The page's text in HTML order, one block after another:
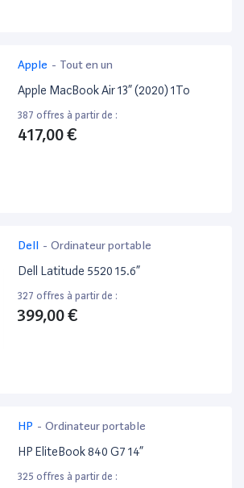
Apple - Tout en un
Apple MacBook Air 13” (2020) 1To
387 offres à partir de :
417,00 €
Dell - Ordinateur portable
Dell Latitude 5520 15.6”
327 offres à partir de :
399,00 €
HP - Ordinateur portable
HP EliteBook 840 G7 14”
325 offres à partir de :